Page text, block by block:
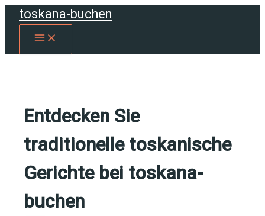
Zum
Inhalt
springen
toskana-buchen
MAIN
Entdecken Sie
traditionelle toskanische
Gerichte bei toskana-
buchen